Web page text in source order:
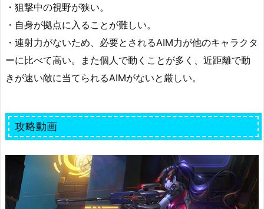
・狙撃中の視野が狭い。
・自身が拠点に入ることが難しい。
・連射力がないため、必要とされるAIM力が他のキャラクタ
ーに比べて高い。また個人で動くことが多く、近距離で動
きが速い敵に当てられるAIMがないと厳しい。
攻略動画